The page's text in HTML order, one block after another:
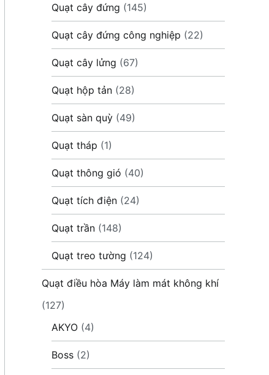
Quạt cây đứng (145)
Quạt cây đứng công nghiệp (22)
Quạt cây lửng (67)
Quạt hộp tản (28)
Quạt sàn quỳ (49)
Quạt tháp (1)
Quạt thông gió (40)
Quạt tích điện (24)
Quạt trần (148)
Quạt treo tường (124)
Quạt điều hòa Máy làm mát không khí
(127)
AKYO (4)
Boss (2)